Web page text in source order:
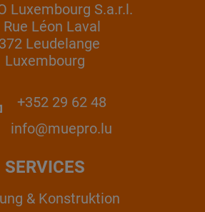
Luxembourg S.a.r.l.
Rue Léon Laval
Leudelange
Luxembourg
+352 29 62 48
info@muepro.lu
SERVICES
& Konstruktion